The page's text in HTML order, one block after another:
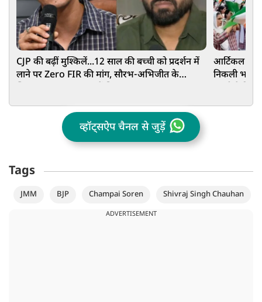
CJP की बढ़ीं मुश्किलें...12 साल की बच्ची को प्रदर्शन में
लाने पर Zero FIR की मांग, सौरभ-अभिजीत के
आर्टिकल
निकली भव्य
व्हॉट्सऐप चैनल से जुड़ें
Tags
JMM BJP Champai Soren Shivraj Singh Chauhan
ADVERTISEMENT